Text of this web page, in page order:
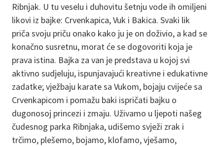
Ribnjak. U tu veselu i duhovitu šetnju vode ih omiljeni
likovi iz bajke: Crvenkapica, Vuk i Bakica. Svaki lik
priča svoju priču onako kako ju je on doživio, a kad se
konačno susretnu, morat će se dogovoriti koja je
prava istina. Bajka za van je predstava u kojoj svi
aktivno sudjeluju, ispunjavajući kreativne i edukativne
zadatke; vježbaju karate sa Vukom, bojaju cvijeće sa
Crvenkapicom i pomažu baki ispričati bajku o
dugonosoj princezi i zmaju. Uživamo u ljepoti našeg
čudesnog parka Ribnjaka, udišemo svježi zrak i
trčimo, plešemo, bojamo, klofamo, vješamo,